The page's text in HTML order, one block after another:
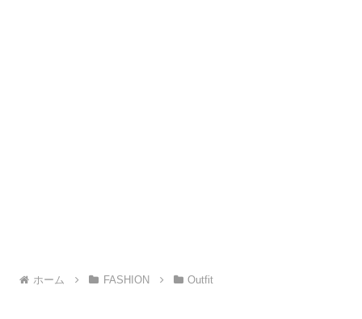
ホーム FASHION Outfit